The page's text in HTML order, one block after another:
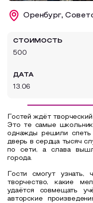
Образовательный
Оренбург,
СТОИМОСТЬ
500
ДАТА
13.06
Гостей ждёт
Это те самые
однажды решили
дверь в сердца тысяч
по сети, а слава
города.
Гости смогут узнать,
творчество, какие
удаётся совмещать
авторские